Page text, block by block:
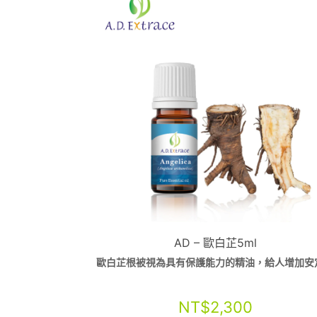
AD – 歐白芷5ml
歐白芷根被視為具有保護能力的精油，給人增加安
NT$2,300